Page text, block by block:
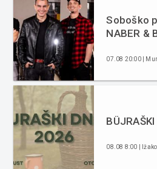
Soboško
NABER &
07.08 20:00 |
08.08 8:00 |